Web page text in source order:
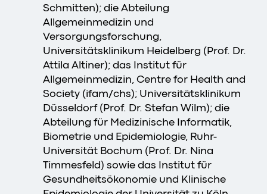
Schmitten); die Abteilung
Allgemeinmedizin und
Versorgungsforschung,
Universitätsklinikum Heidelberg (Prof. Dr.
Attila Altiner); das Institut für
Allgemeinmedizin, Centre for Health and
Society (ifam/chs); Universitätsklinikum
Düsseldorf (Prof. Dr. Stefan Wilm); die
Abteilung für Medizinische Informatik,
Biometrie und Epidemiologie, Ruhr-
Universität Bochum (Prof. Dr. Nina
Timmesfeld) sowie das Institut für
Gesundheitsökonomie und Klinische